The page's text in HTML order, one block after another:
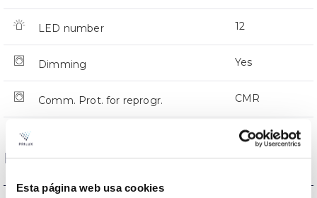
Esta página web usa cookies
LED number 12
Dimming Yes
Comm. Prot. for reprogr. CMR
Dimensions and Mounting